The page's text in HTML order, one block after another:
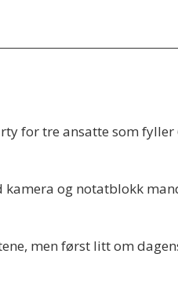
for tre ansatte som
og notatblokk
men først litt om